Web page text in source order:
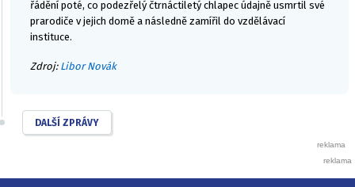
řádění poté, co podezřelý čtrnáctiletý chlapec údajně usmrtil své
prarodiče v jejich domě a následně zamířil do vzdělávací
instituce.
Zdroj: Libor Novák
DALŠÍ ZPRÁVY